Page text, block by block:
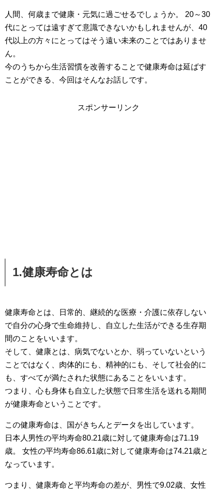
人間、何歳まで健康・元気に過ごせるでしょうか。 20～30
代にとっては遠すぎて意識できないかもしれませんが、40
代以上の方々にとってはそう遠い未来のことではありませ
ん。
今のうちから生活習慣を改善することで健康寿命は延ばす
ことができる、今回はそんなお話しです。
スポンサーリンク
1.健康寿命とは
健康寿命とは、日常的、継続的な医療・介護に依存しない
で自分の心身で生命維持し、自立した生活ができる生存期
間のことをいいます。
そして、健康とは、病気でないとか、弱っていないという
ことではなく、肉体的にも、精神的にも、そして社会的に
も、すべてが満たされた状態にあることをいいます。
つまり、心も身体も自立した状態で日常生活を送れる期間
が健康寿命ということです。
この健康寿命は、国がきちんとデータを出しています。
日本人男性の平均寿命80.21歳に対して健康寿命は71.19
歳。 女性の平均寿命86.61歳に対して健康寿命は74.21歳と
なっています。
つまり、健康寿命と平均寿命の差が、男性で9.02歳、女性